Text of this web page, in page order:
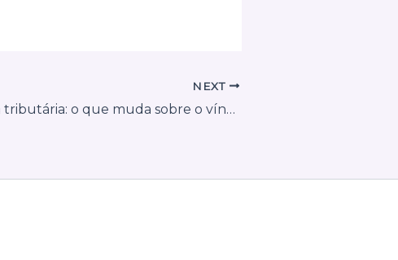
NEXT
Reforma tributária: o que muda sobre o vínculo entre NFe de saída e MDFe?